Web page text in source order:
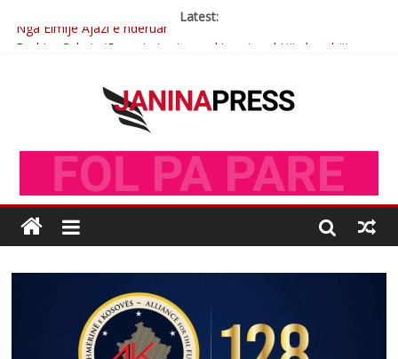
Latest:
Brahim Çekaj njē veprimtar i respektuar i çeshtjës kombëtare
Çlirimtari Agron Gërvalla me takime pune në atdhe të shoqerisë
Mimoza Gjoni artiste e mirëfilltë e këngës shqiptare